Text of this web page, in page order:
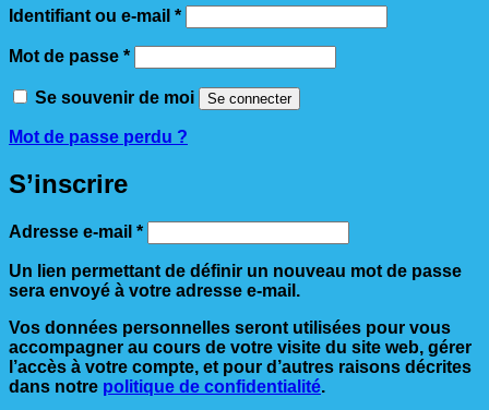
Identifiant ou e-mail *Obligatoire
Mot de passe *Obligatoire
Se souvenir de moi Se connecter
Mot de passe perdu ?
S’inscrire
Adresse e-mail *Obligatoire
Un lien permettant de définir un nouveau mot de passe
sera envoyé à votre adresse e-mail.
Vos données personnelles seront utilisées pour vous
accompagner au cours de votre visite du site web, gérer
l’accès à votre compte, et pour d’autres raisons décrites
dans notre politique de confidentialité.